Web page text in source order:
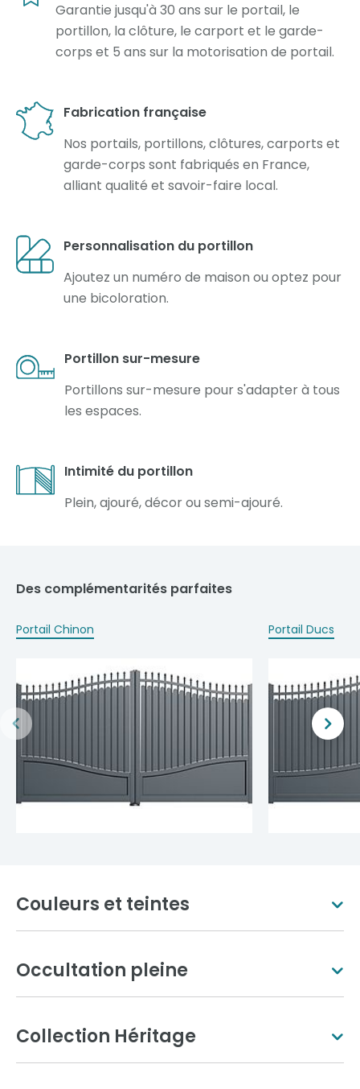
Garantie jusqu'à 30 ans sur le portail, le
portillon, la clôture, le carport et le garde-
corps et 5 ans sur la motorisation de portail.
Fabrication française
Nos portails, portillons, clôtures, carports et
garde-corps sont fabriqués en France,
alliant qualité et savoir-faire local.
Personnalisation du portillon
Ajoutez un numéro de maison ou optez pour
une bicoloration.
Portillon sur-mesure
Portillons sur-mesure pour s'adapter à tous
les espaces.
Intimité du portillon
Plein, ajouré, décor ou semi-ajouré.
Des complémentarités parfaites
Portail Chinon Portail Ducs
Couleurs et teintes
Occultation pleine
Collection Héritage